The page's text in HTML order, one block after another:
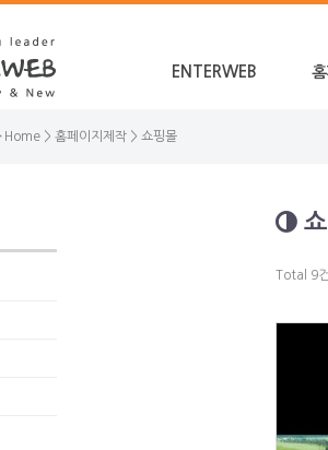
ENTERWEB
Home > 홈페이지제작 > 쇼핑몰
Total 9